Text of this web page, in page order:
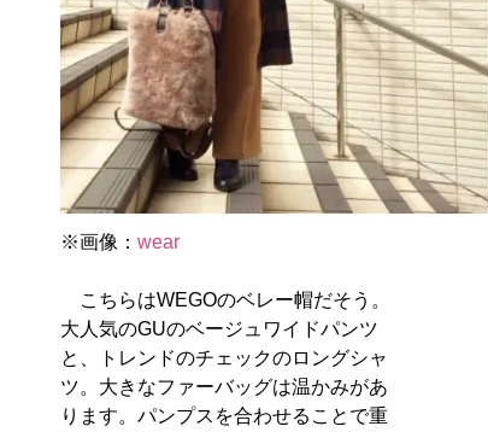
※画像： wear
こちらはWEGOのベレー帽だそう。
大人気のGUのベージュワイドパンツ
と、トレンドのチェックのロングシャ
ツ。大きなファーバッグは温かみがあ
ります。パンプスを合わせることで重